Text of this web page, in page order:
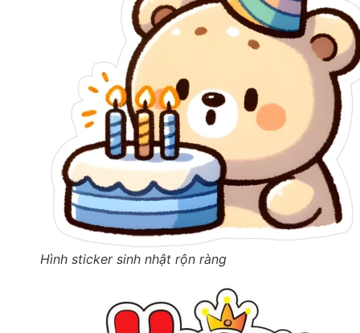
Hình sticker sinh nhật rộn ràng